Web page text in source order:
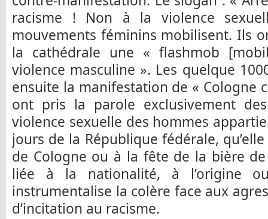
racisme ! Non à la violence
mouvements féminins mobilisent. Ils
la cathédrale une « flashmob
violence masculine ». Les quelque
ensuite la manifestation de « Cologne
ont pris la parole exclusivement
violence sexuelle des hommes
jours de la République fédérale,
de Cologne ou à la fête de la bière
liée à la nationalité, à l’origine
instrumentalise la colère face aux
d’incitation au racisme.